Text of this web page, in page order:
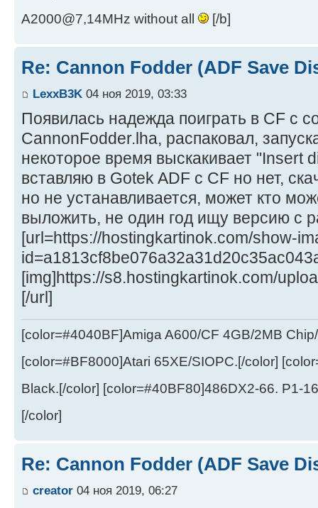
A2000@7,14MHz without all
[/b]
Re: Cannon Fodder (ADF Save
LexxB3K 04 ноя 2019, 03:33
Появилась надежда поиграть в CF с
CannonFodder.lha, распаковал,
некоторое время выскакивает "Insert
вставляю в Gotek ADF с CF но нет,
но не устанавливается, может кто
выложить, не один год ищу версию с
[url=https://hostingkartinok.com/show-
[img]https://s8.hostingkartinok.com/
[/url]
[color=#4040BF]Amiga A600/CF 4GB/2MB
[color=#BF8000]Atari 65XE/SIOPC.[/color]
Black.[/color] [color=#40BF80]486DX2-66. P1-
[/color]
Re: Cannon Fodder (ADF Save
creator 04 ноя 2019, 06:27